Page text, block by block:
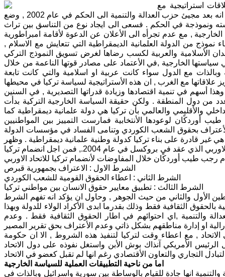
استراتيجية مع
الغرب , وانها دولة قومية تلعب دوراً اقليمياً محورياً في منطقة الشرق الأوسط . إلا انه بعد مجيئ حزب العدالة والتنمية الى الحكم في عام 2002 , وضع
ونموذجة في الحكم . فسعى الى ايجاد نوع من التناسق بين تراث
, مع عدم تجرأه الى الأعلان عن الدعوة لأقامة امبراطورية
من الدولة العلمانية الديمقراطية التي تتعايش مع الاسلام ,
الأسلامية والعربية لكسب رضاها لغرض تسويق النموذج التركي
الخارجية ,في الأعتماد على مصادر قوتها الناعمة من خلال
وبالذات مع الدول سواء كانت عربية او اسلامية والتي كانت تابعة
علاقاتها مع الغرب , ان هذه الأستراتيجية لسياسة تركيا في محيطها
أسهم في تنمية اقتصادها وزيادة قدراتها التصديرية , في السنين
من دول المنطقة . ولكن حقيقة السياسة الخارجية التركية بدأت
والأقليمي والعالمي بأن تركيا هي دولة علمانية ديمقراطية كما
لوعودها الأنتخابية فمارست التمييز بين المواطنيين
بحقوق الشعب الكوردي وتنامى الفساد في مؤسسات الدولة
غير قادرة على بناء تركيا كدولة وطنية علمانية ديمقراطية . وظهر
هذا المؤشر في اول اجتماع لرئيس الحكومة رجب طيب أوردكًان مع رئاسة الاتحاد الاوربي الذي عقد في بروكسل في عام 2004., فمن اجل انضمام تركيا
رجب طيب أوردكًان خلال المفاوضات لأنضمام تركيا للاتحاد الاوربي
الشرط الاول : الاعتراف بجمهورية قبرص
الشرط الثاني : اعطاء الحقوق القومية للشعب الكوردي
الشرط الثالث : تطبيق معايير حقوق الانسان بين مواطني تركيا
والثاني من حيث الجوهر , وحاول ان يؤكد انه تفهم الشرط
الثقافية فقط وذلك بقدرما ابدى الأكراد الولاء للدولة وبهذا
والتنمية ,اي احتوائهم في اطار الحقوق الثقافية فقط . وعدم
او إدارة مناطقهم بشكل ذاتي وعدم الأعتراف بحق تقرير المصير
, مع اعطاء وقت لتركيا لتنفيذ هذه الشروط , الا ان حكومة
الأمريكي آنذاك بوش الأبن واستغل نفوذه على دول الاتحاد
التجاري والتعاون الأقتصادي رغم انها لم تقبل كعضو في الاتحاد
اما من ناحية التطبيقات العملية للسياسة الخارجية
انها جادة للقيام بالوساطة بين سورية واسرائيل وبالذات في